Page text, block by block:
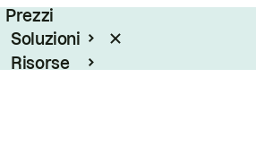
Prezzi
Soluzioni
Risorse